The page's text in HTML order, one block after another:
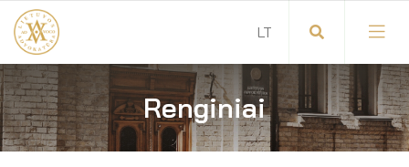
Visuotinis advokatų susirinkimas
Advokatų tarybos pirmininkas
Renginiai